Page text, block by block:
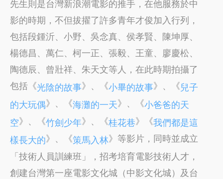
先生則是台灣新浪潮電影的推手，在他服務於中
影的時期，不但拔擢了許多青年才俊加入行列，
包括段鍾沂、小野、吳念真、侯孝賢、陳坤厚、
楊德昌、萬仁、柯一正、張毅、王童、廖慶松、
陶德辰、曾壯祥、朱天文等人，在此時期拍攝了
包括《光陰的故事》、《小畢的故事》、《兒子
的大玩偶》、《海灘的一天》、《小爸爸的天
空》、《竹劍少年》、《桂花巷》《我們都是這
樣長大的》、《策馬入林》等影片，同時並成立
「技術人員訓練班」，招考培育電影技術人才，
創建台灣第一座電影文化城（中影文化城）及台